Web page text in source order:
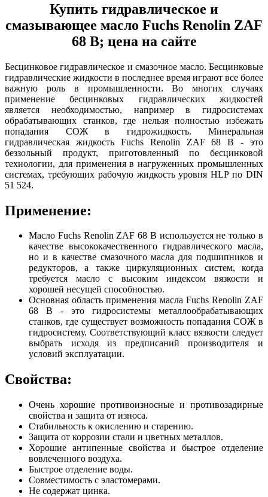
Купить гидравлическое и
смазывающее масло Fuchs Renolin ZAF
68 B; цена на сайте
Бесцинковое гидравлическое и смазочное масло. Бесцинковые
гидравлические жидкости в последнее время играют все более
важную роль в промышленности. Во многих случаях
применение бесцинковых гидравлических жидкостей
является необходимостью, например в гидросистемах
обрабатывающих станков, где нельзя полностью избежать
попадания СОЖ в гидрожидкость. Минеральная
гидравлическая жидкость Fuchs Renolin ZAF 68 B - это
беззольный продукт, приготовленный по бесцинковой
технологии, для применения в нагруженных промышленных
системах, требующих рабочую жидкость уровня HLP по DIN
51 524.
Применение:
Масло Fuchs Renolin ZAF 68 B используется не только в
качестве высококачественного гидравлического масла,
но и в качестве смазочного масла для подшипников и
редукторов, а также циркуляционных систем, когда
требуется масло с высоким индексом вязкости и
хорошей несущей способностью.
Основная область применения масла Fuchs Renolin ZAF
68 B - это гидросистемы металлообрабатывающих
станков, где существует возможность попадания СОЖ в
гидросистему. Соответствующий класс вязкости следует
выбрать исходя из предписаний производителя и
условий эксплуатации.
Свойства:
Очень хорошие противоизносные и противозадирные
свойства и защита от износа.
Стабильность к окислению и старению.
Защита от коррозии стали и цветных металлов.
Хорошие антипенные свойства и быстрое отделение
вовлеченного воздуха.
Быстрое отделение воды.
Совместимость с эластомерами.
Не содержат цинка.